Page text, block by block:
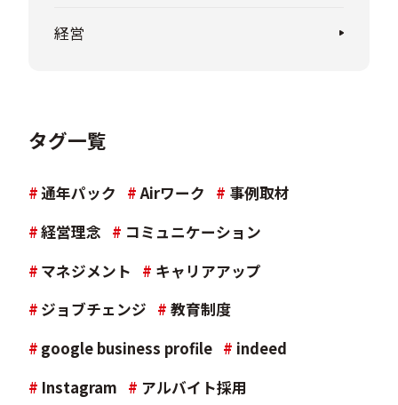
経営
タグ一覧
#通年パック # Airワーク # 事例取材
#経営理念 # コミュニケーション
# マネジメント # キャリアアップ
# ジョブチェンジ # 教育制度
# google business profile # indeed
# Instagram # アルバイト採用